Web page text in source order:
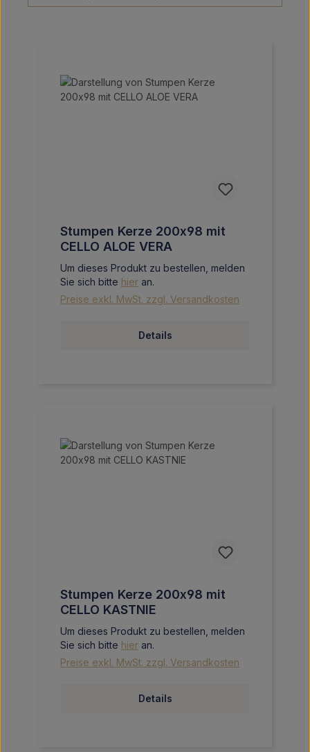
Stumpen Kerze 200x98 mit
CELLO ALOE VERA
Um dieses Produkt zu bestellen, melden
Sie sich bitte hier an.
Preise exkl. MwSt. zzgl. Versandkosten
Details
Stumpen Kerze 200x98 mit
CELLO KASTNIE
Um dieses Produkt zu bestellen, melden
Sie sich bitte hier an.
Preise exkl. MwSt. zzgl. Versandkosten
Details